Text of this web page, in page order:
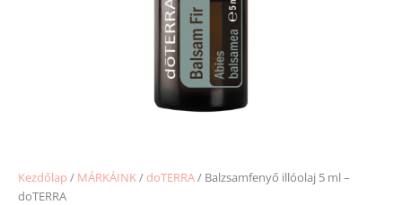
Kezdőlap / MÁRKÁINK/doTERRA/ Balzsamfenyő illóolaj 5 ml –
doTERRA